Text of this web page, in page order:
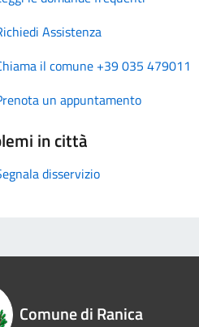
Assistenza
il comune +39 035 479011
un appuntamento
in città
disservizio
Comune di Ranica